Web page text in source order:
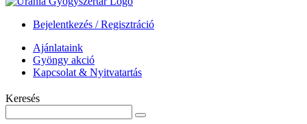
Bejelentkezés / Regisztráció
Ajánlataink
Gyöngy akció
Kapcsolat & Nyitvatartás
Keresés